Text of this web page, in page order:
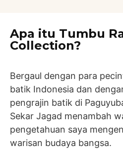
Apa itu Tumbu
Collection?
Bergaul dengan para
batik Indonesia dan
pengrajin batik di
Sekar Jagad menambah
pengetahuan saya
warisan budaya bangsa.